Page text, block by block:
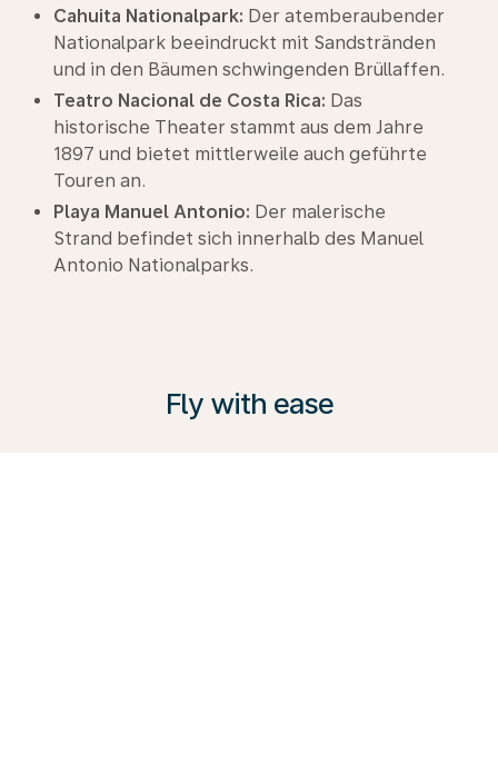
Cahuita Nationalpark: Der atemberaubender
Nationalpark beeindruckt mit Sandstränden
und in den Bäumen schwingenden Brüllaffen.
Teatro Nacional de Costa Rica: Das
historische Theater stammt aus dem Jahre
1897 und bietet mittlerweile auch geführte
Touren an.
Playa Manuel Antonio: Der malerische
Strand befindet sich innerhalb des Manuel
Antonio Nationalparks.
Fly with ease